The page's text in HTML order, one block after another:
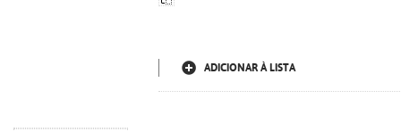
ADICIONAR À LISTA